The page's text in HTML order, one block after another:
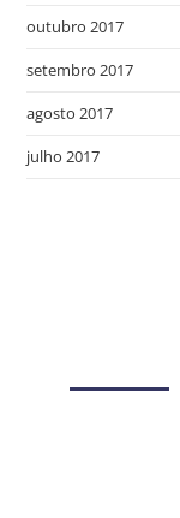
outubro 2017
setembro 2017
agosto 2017
julho 2017